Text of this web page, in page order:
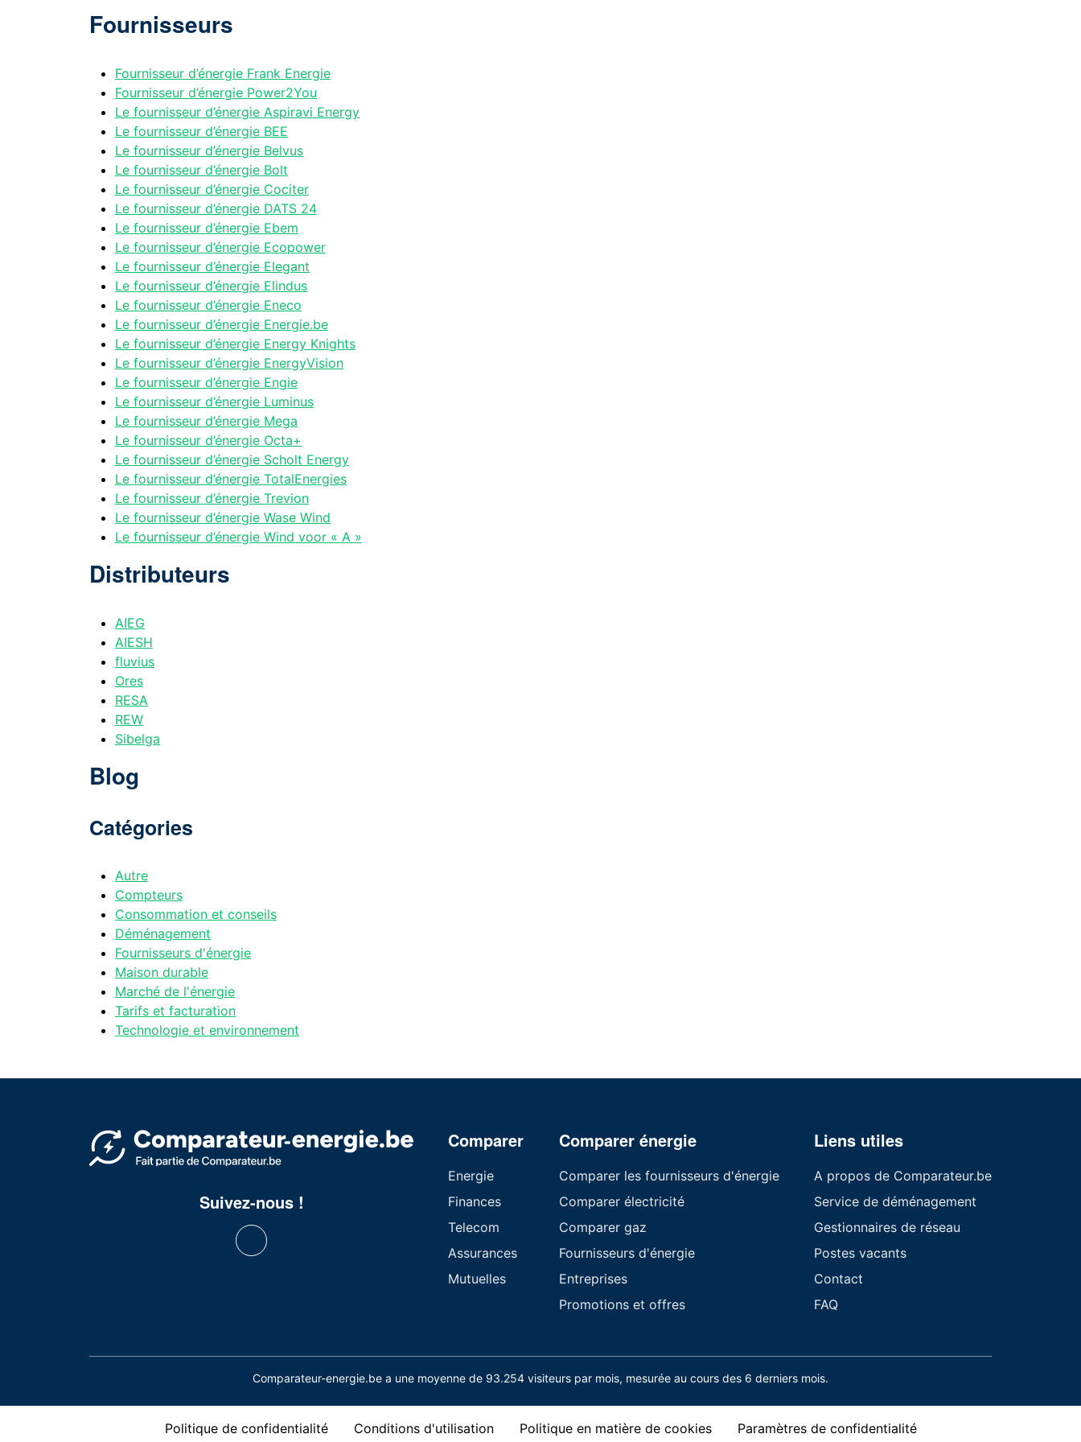
Fournisseurs
Fournisseur d’énergie Frank Energie
Fournisseur d’énergie Power2You
Le fournisseur d’énergie Aspiravi Energy
Le fournisseur d’énergie BEE
Le fournisseur d’énergie Belvus
Le fournisseur d’énergie Bolt
Le fournisseur d’énergie Cociter
Le fournisseur d’énergie DATS 24
Le fournisseur d’énergie Ebem
Le fournisseur d’énergie Ecopower
Le fournisseur d’énergie Elegant
Le fournisseur d’énergie Elindus
Le fournisseur d’énergie Eneco
Le fournisseur d’énergie Energie.be
Le fournisseur d’énergie Energy Knights
Le fournisseur d’énergie EnergyVision
Le fournisseur d’énergie Engie
Le fournisseur d’énergie Luminus
Le fournisseur d’énergie Mega
Le fournisseur d’énergie Octa+
Le fournisseur d’énergie Scholt Energy
Le fournisseur d’énergie TotalEnergies
Le fournisseur d’énergie Trevion
Le fournisseur d’énergie Wase Wind
Le fournisseur d’énergie Wind voor « A »
Distributeurs
AIEG
AIESH
fluvius
Ores
RESA
REW
Sibelga
Blog
Catégories
Autre
Compteurs
Consommation et conseils
Déménagement
Fournisseurs d'énergie
Maison durable
Marché de l'énergie
Tarifs et facturation
Technologie et environnement
Suivez-nous !
Comparer
Energie
Finances
Telecom
Assurances
Mutuelles
Comparer énergie
Comparer les fournisseurs d'énergie
Comparer électricité
Comparer gaz
Fournisseurs d'énergie
Entreprises
Promotions et offres
Liens utiles
A propos de Comparateur.be
Service de déménagement
Gestionnaires de réseau
Postes vacants
Contact
FAQ
Comparateur-energie.be a une moyenne de 93.254 visiteurs par mois, mesurée au cours des 6 derniers mois.
Politique de confidentialité Conditions d'utilisation Politique en matière de cookies Paramètres de confidentialité